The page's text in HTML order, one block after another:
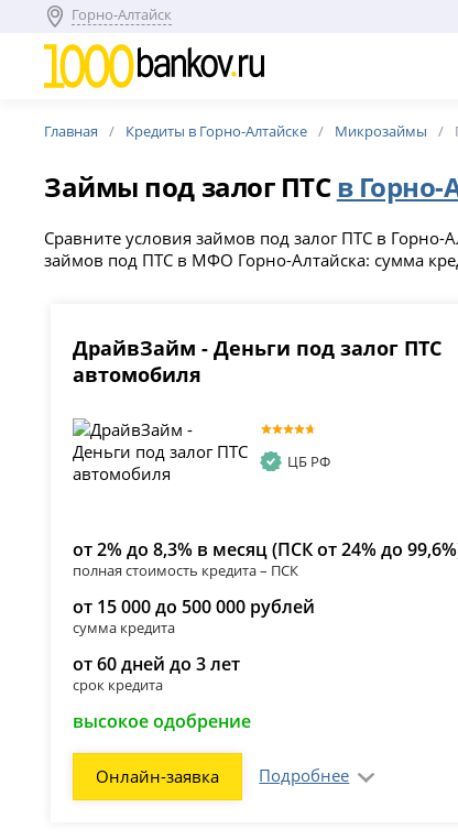
Горно-Алтайск
Главная Кредиты в Горно-Алтайске Микрозаймы
Займы под залог ПТСв Горно-
Сравните условия займов под залог ПТС в Горно-
займов под ПТС в МФО Горно-Алтайска: сумма
ДрайвЗайм - Деньги под залог ПТС
автомобиля
ЦБ РФ
от 2% до 8,3% в месяц (ПСК от 24% до
полная стоимость кредита – ПСК
от 15 000 до 500 000 рублей
сумма кредита
от 60 дней до 3 лет
срок кредита
высокое одобрение
Онлайн-заявка Подробнее